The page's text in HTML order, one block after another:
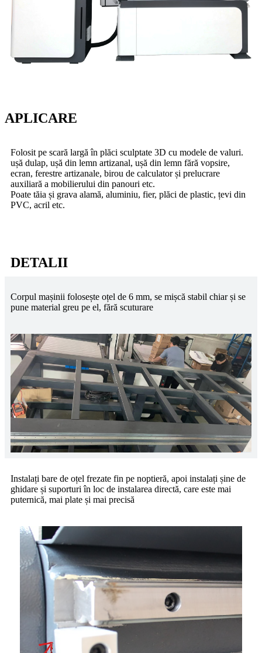
APLICARE
Folosit pe scară largă în plăci sculptate 3D cu modele de valuri.
ușă dulap, ușă din lemn artizanal, ușă din lemn fără vopsire,
ecran, ferestre artizanale, birou de calculator și prelucrare
auxiliară a mobilierului din panouri etc.
Poate tăia și grava alamă, aluminiu, fier, plăci de plastic, țevi din
PVC, acril etc.
DETALII
Corpul mașinii folosește oțel de 6 mm, se mișcă stabil chiar și se
pune material greu pe el, fără scuturare
Instalați bare de oțel frezate fin pe noptieră, apoi instalați șine de
ghidare și suporturi în loc de instalarea directă, care este mai
puternică, mai plate și mai precisă